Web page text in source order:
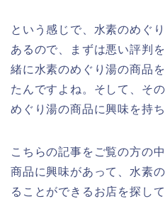
という感じで、水素のめぐ
あるので、まずは悪い評判
緒に水素のめぐり湯の商品
たんですよね。そして、そ
めぐり湯の商品に興味を持
こちらの記事をご覧の方の
商品に興味があって、水素
ることができるお店を探し